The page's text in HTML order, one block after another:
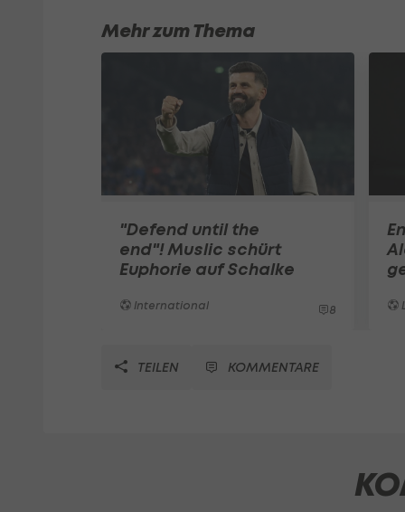
Mehr zum Thema
"Defend until the
end"! Muslic schürt
Euphorie auf Schalke
International 8
TEILEN KOMMENTARE